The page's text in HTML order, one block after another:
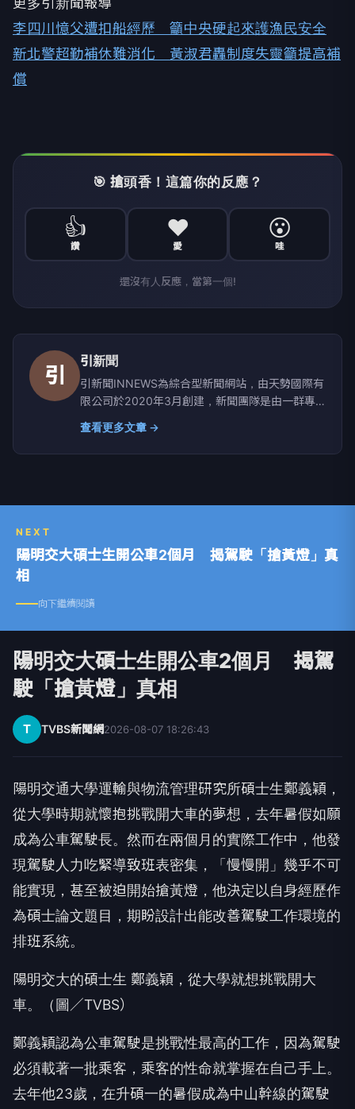
李四川憶父遭扣船經歷 籲中央硬起來護漁民安全
新北警超勤補休難消化 黃淑君轟制度失靈籲提高補
償
🎯 搶頭香！這篇你的反應？
👍
讚
❤️
愛
😮
哇
還沒有人反應，當第一個!
引
引新聞
引新聞INNEWS為綜合型新聞網站，由天勢國際有
限公司於2020年3月創建，新聞團隊是由一群專
業、年輕、創意集結的媒體人所成立，秉持客觀與
中立新聞報導，為讀者提供「引領潮流、吸引眼
球」的第一手熱門資訊，以及用最簡單的方式讓您
查看更多文章 →
NEXT
陽明交大碩士生開公車2個月 揭駕駛「搶黃燈」真
相
向下繼續閱讀
陽明交大碩士生開公車2個月 揭駕
駛「搶黃燈」真相
T TVBS新聞網2026-08-07 18:26:43
陽明交通大學運輸與物流管理研究所碩士生鄭義穎，
從大學時期就懷抱挑戰開大車的夢想，去年暑假如願
成為公車駕駛長。然而在兩個月的實際工作中，他發
現駕駛人力吃緊導致班表密集，「慢慢開」幾乎不可
能實現，甚至被迫開始搶黃燈，他決定以自身經歷作
為碩士論文題目，期盼設計出能改善駕駛工作環境的
排班系統。
陽明交大的碩士生 鄭義穎，從大學就想挑戰開大
車。（圖／TVBS）
鄭義穎認為公車駕駛是挑戰性最高的工作，因為駕駛
必須載著一批乘客，乘客的性命就掌握在自己手上。
去年他23歲，在升碩一的暑假成為中山幹線的駕駛